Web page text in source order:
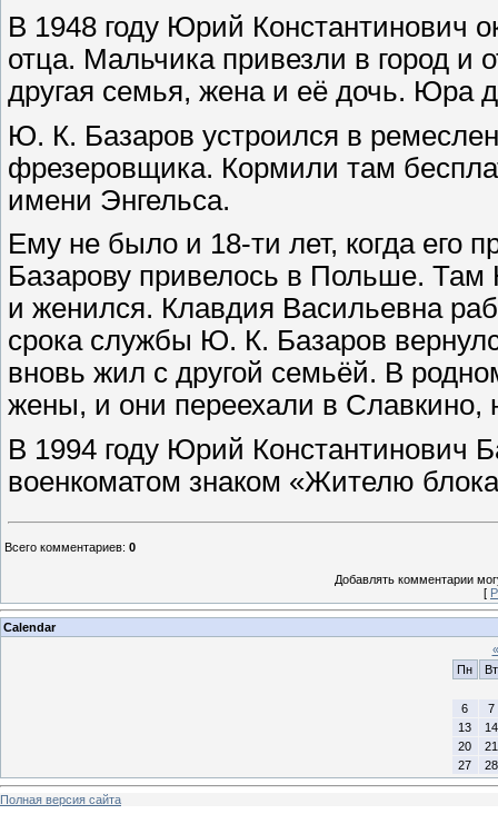
В 1948 году Юрий Константинович
отца. Мальчика привезли в город и
другая семья, жена и её дочь. Юра
Ю. К. Базаров устроился в
фрезеровщика. Кормили там
имени Энгельса.
Ему не было и 18-ти лет, когда его
Базарову привелось в Польше.
и женился. Клавдия Васильевна
срока службы Ю. К. Базаров
вновь жил с другой семьёй. В
жены, и они переехали в Славкино,
В 1994 году Юрий Константинович
военкоматом знаком «Жителю
Всего комментариев: 0
Добавлять комментарии
[
Calendar
«
Пн
Вт
6
7
13
14
20
21
27
28
Полная версия сайта